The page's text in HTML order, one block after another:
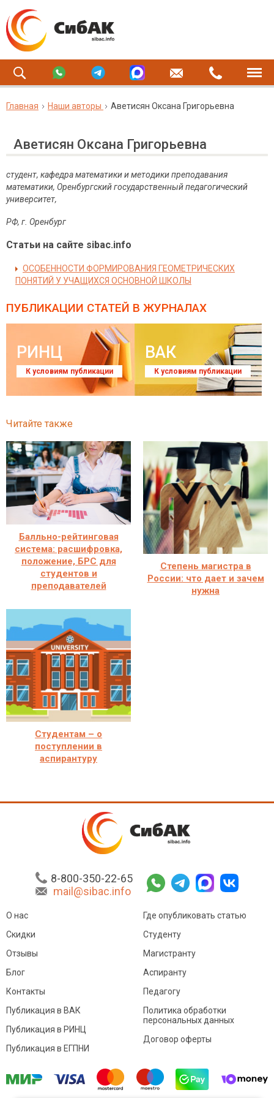
Главная Наши авторы Аветисян Оксана Григорьевна
Аветисян Оксана Григорьевна
cтудент, кафедраматематики и методики преподавания
математики, Оренбургский государственный педагогический
университет,
РФ, г. Оренбург
Статьи на сайте sibac.info
ОСОБЕННОСТИ ФОРМИРОВАНИЯ ГЕОМЕТРИЧЕСКИХ
ПОНЯТИЙ У УЧАЩИХСЯ ОСНОВНОЙ ШКОЛЫ
ПУБЛИКАЦИИ СТАТЕЙ В ЖУРНАЛАХ
РИНЦ
К условиям публикации
ВАК
К условиям публикации
Читайте также
Балльно-рейтинговая
система: расшифровка,
положение, БРС для
студентов и
преподавателей
Степень магистра в
России: что дает и зачем
нужна
Студентам – о
поступлении в
аспирантуру
8-800-350-22-65
mail@sibac.info
О нас
Скидки
Отзывы
Блог
Контакты
Где опубликовать статью
Студенту
Магистранту
Аспиранту
Педагогу
Публикация в ВАК
Публикация в РИНЦ
Публикация в ЕГПНИ
Политика обработки
персональных данных
Договор оферты